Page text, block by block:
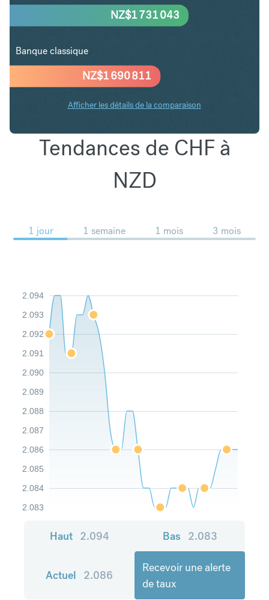
NZ$1 690 811
NZ$1 731 043
Banque classique
Afficher les détails de la comparaison
Tendances de CHF à
NZD
1 jour 1 semaine 1 mois 3 mois
2.083
2.084
2.085
2.086
2.087
2.088
2.089
2.090
2.091
2.092
2.093
2.094
Haut 2.094 Bas 2.083
Actuel 2.086
Recevoir une alerte
de taux